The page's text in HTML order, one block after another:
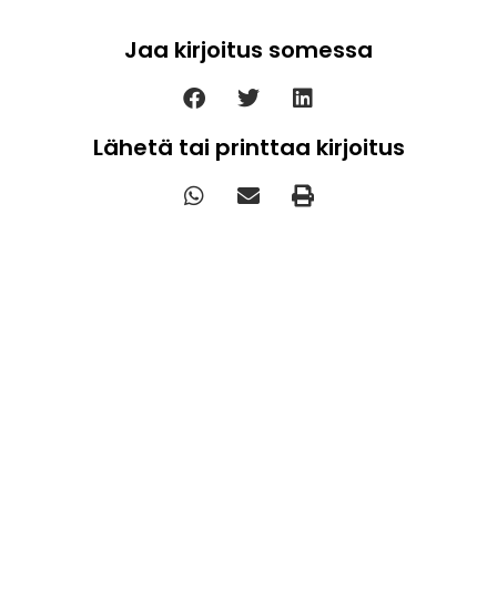
Jaa kirjoitus somessa
Lähetä tai printtaa kirjoitus